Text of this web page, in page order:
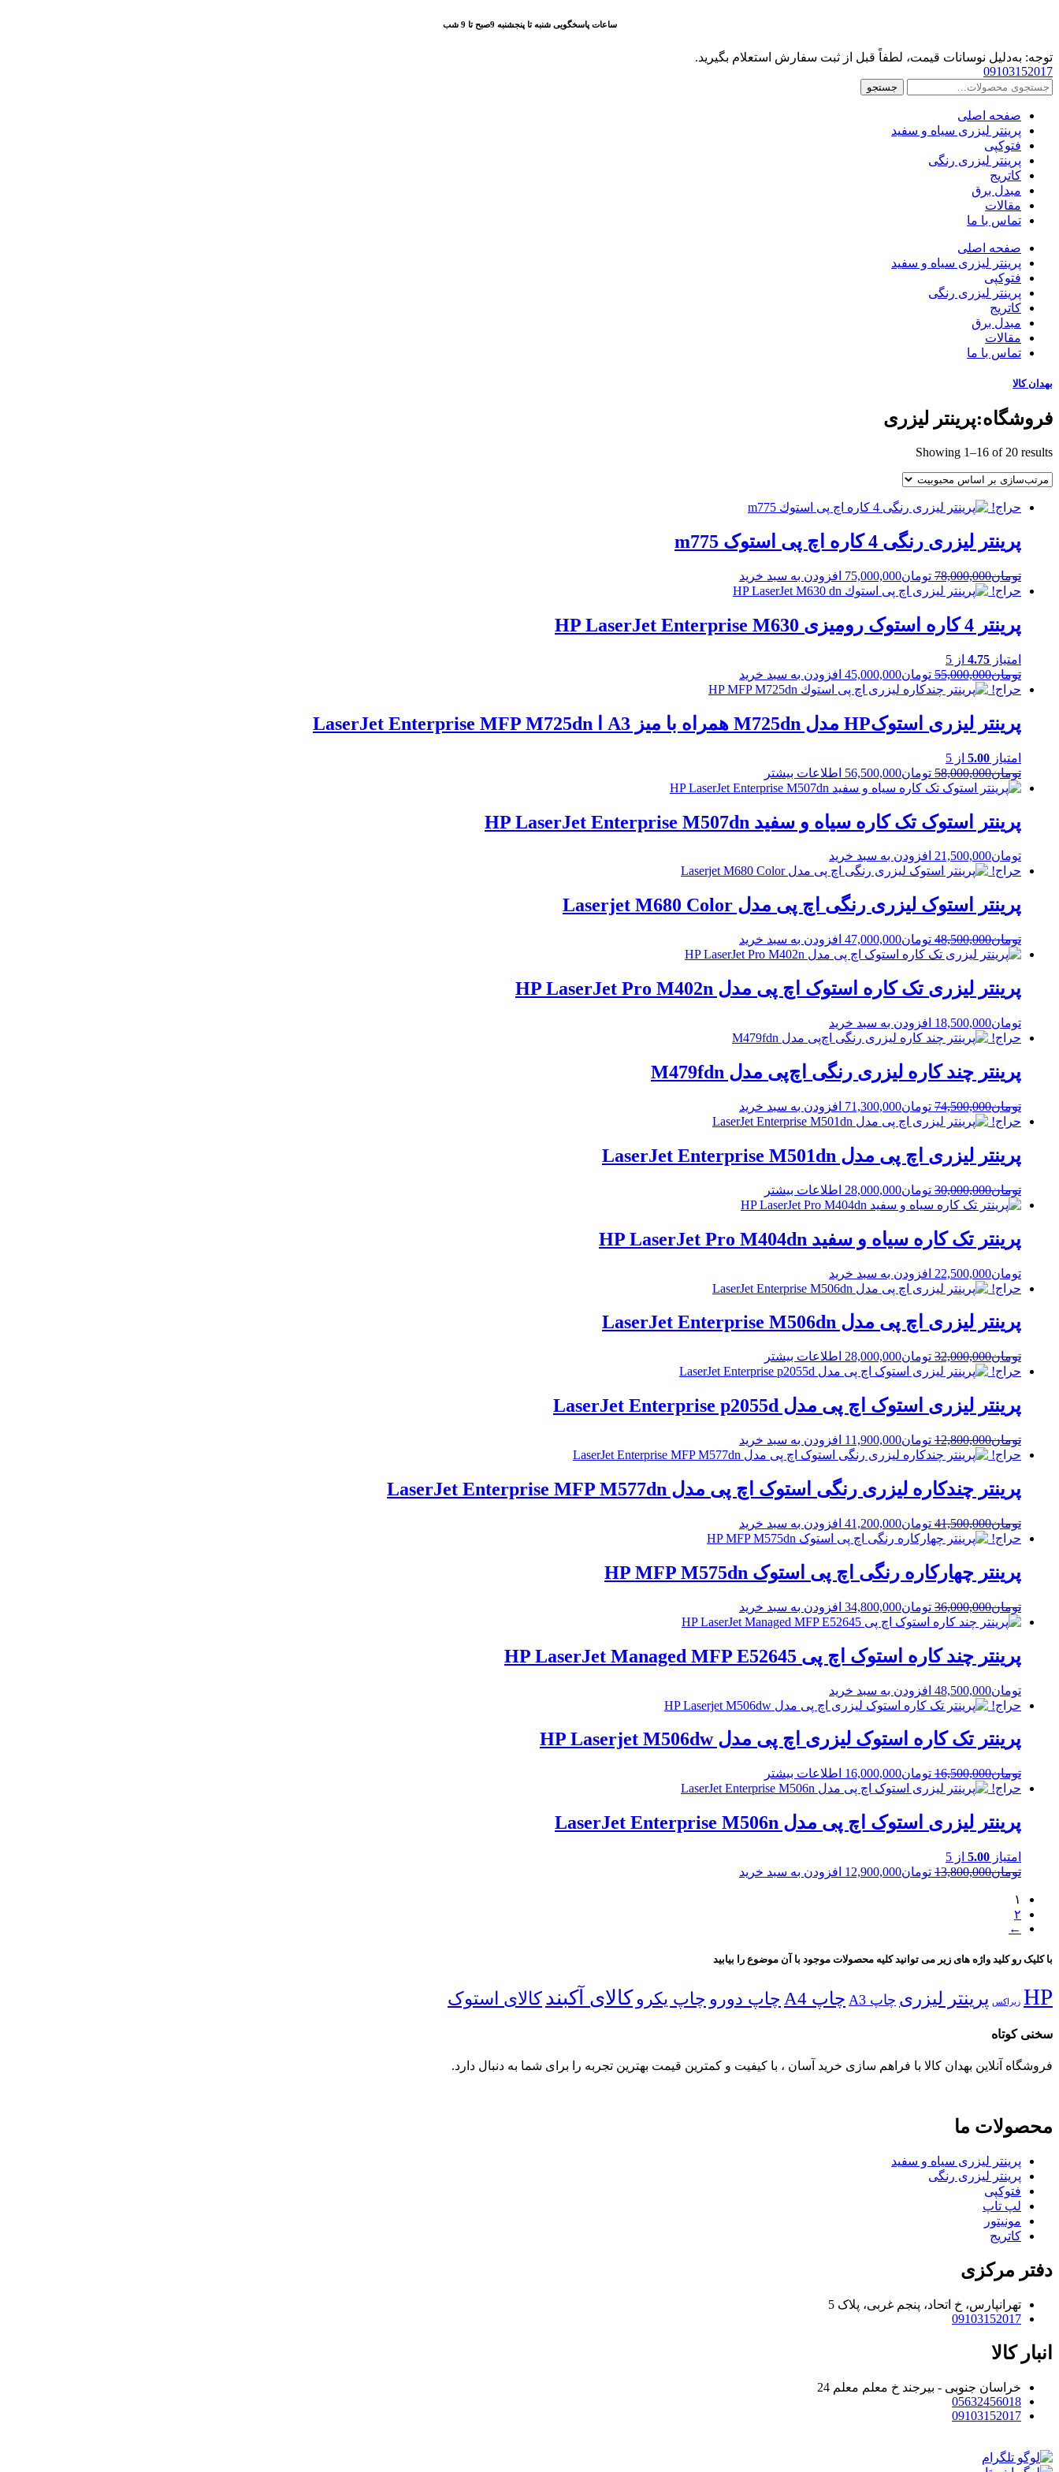
محتوا
ساعات پاسخگویی شنبه تا پنجشنبه 9صبح تا 9 شب
توجه: به‌دلیل نوسانات قیمت، لطفاً قبل از ثبت سفارش استعلام بگیرید.
09103152017
جستجو
جستجو
صفحه اصلی
پرینتر لیزری سیاه و سفید
فتوکپی
پرینتر لیزری رنگی
کاتریج
مبدل برق
مقالات
تماس با ما
صفحه اصلی
پرینتر لیزری سیاه و سفید
فتوکپی
پرینتر لیزری رنگی
کاتریج
مبدل برق
مقالات
تماس با ما
بهدان کالا
فروشگاه:پرینتر لیزری
Showing 1–16 of 20 results
popularity
حراج!
پرینتر لیزری رنگی 4 کاره اچ پی استوک m775
تومان78,000,000
Original
price
تومان78,000,000.
تومان75,000,000
Current
price
افزودن به سبد خرید
حراج!
پرینتر 4 کاره استوک رومیزی HP LaserJet Enterprise M630
امتیاز 4.75 از 5
تومان55,000,000
Original
price
was:
تومان55,000,000.
تومان45,000,000
Current
price
تومان45,000,000.
افزودن به سبد خرید
حراج!
پرینتر لیزری استوکHP مدل M725dn همراه با میز A3 ا LaserJet Enterprise MFP M725dn
امتیاز 5.00 از 5
تومان58,000,000
Original
price
تومان58,000,000.
تومان56,500,000
Current
price
تومان56,500,000.
اطلاعات بیشتر
پرینتر استوک تک کاره سیاه و سفید HP LaserJet Enterprise M507dn
تومان21,500,000 افزودن به سبد خرید
حراج!
پرینتر استوک لیزری رنگی اچ پی مدل Laserjet M680 Color
تومان48,500,000
Original
price
was:
تومان48,500,000.
تومان47,000,000
Current
price
تومان47,000,000.
افزودن به سبد خرید
پرینتر لیزری تک کاره استوک اچ پی مدل HP LaserJet Pro M402n
تومان18,500,000 افزودن به سبد خرید
حراج!
پرینتر چند کاره لیزری رنگی اچ‌پی مدل M479fdn
تومان74,500,000
Original
price
تومان74,500,000.
تومان71,300,000
Current
price
تومان71,300,000.
افزودن به سبد خرید
حراج!
پرینتر لیزری اچ پی مدل LaserJet Enterprise M501dn
تومان30,000,000
Original
price
تومان28,000,000
Current
price
تومان28,000,000.
اطلاعات بیشتر
پرینتر تک کاره سیاه و سفید HP LaserJet Pro M404dn
تومان22,500,000 افزودن به سبد خرید
حراج!
پرینتر لیزری اچ پی مدل LaserJet Enterprise M506dn
تومان32,000,000
Original
price
تومان32,000,000.
تومان28,000,000
Current
price
اطلاعات بیشتر
حراج!
پرینتر لیزری استوک اچ پی مدل LaserJet Enterprise p2055d
تومان12,800,000
Original
price
was:
تومان12,800,000.
تومان11,900,000
Current
price
تومان11,900,000.
افزودن به سبد خرید
حراج!
پرینتر چندکاره لیزری رنگی استوک اچ پی مدل LaserJet Enterprise MFP M577dn
تومان41,500,000
Original
price
تومان41,500,000.
تومان41,200,000
Current
price
افزودن به سبد خرید
حراج!
پرینتر چهارکاره رنگی اچ پی استوک HP MFP M575dn
تومان36,000,000
Original
price
تومان36,000,000.
تومان34,800,000
Current
price
تومان34,800,000.
افزودن به سبد خرید
پرینتر چند کاره استوک اچ پی HP LaserJet Managed MFP E52645
تومان48,500,000 افزودن به سبد خرید
حراج!
پرینتر تک کاره استوک لیزری اچ پی مدل HP Laserjet M506dw
تومان16,500,000
Original
price
تومان16,500,000.
تومان16,000,000
Current
price
اطلاعات بیشتر
حراج!
پرینتر لیزری استوک اچ پی مدل LaserJet Enterprise M506n
امتیاز 5.00 از 5
تومان13,800,000
Original
تومان12,900,000
Current
افزودن به سبد خرید
۱
۲
←
با کلیک رو کلید واژه های زیر می توانید کلیه محصولات موجود با آن موضوع را بیابید
HP زیراکس پرینتر لیزری چاپ A3 چاپ A4 چاپ دورو چاپ یکرو کالای آکبند کالای استوک
سخنی کوتاه
فروشگاه آنلاین بهدان کالا با فراهم سازی خرید آسان ، با کیفیت و کمترین قیمت بهترین تجربه را برای شما به دنبال دارد.
محصولات ما
پرینتر لیزری سیاه و سفید
پرینتر لیزری رنگی
فتوکپی
لپ تاپ
مونیتور
کاتریج
دفتر مرکزی
تهرانپارس، خ اتحاد، پنجم غربی، پلاک 5
09103152017
انبار کالا
خراسان جنوبی - بیرجند خ معلم معلم 24
05632456018
09103152017